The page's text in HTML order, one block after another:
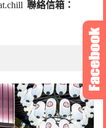
聯絡信箱：